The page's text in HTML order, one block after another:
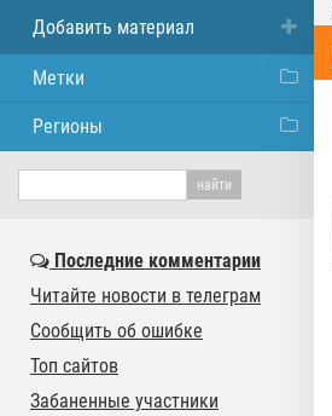
Добавить материал
Метки
Регионы
Последние комментарии
Читайте новости в телеграм
Сообщить об ошибке
Топ сайтов
Забаненные участники